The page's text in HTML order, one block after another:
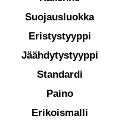
Suojausluokka
Eristystyyppi
Jäähdytystyyppi
Standardi
Paino
Erikoismalli